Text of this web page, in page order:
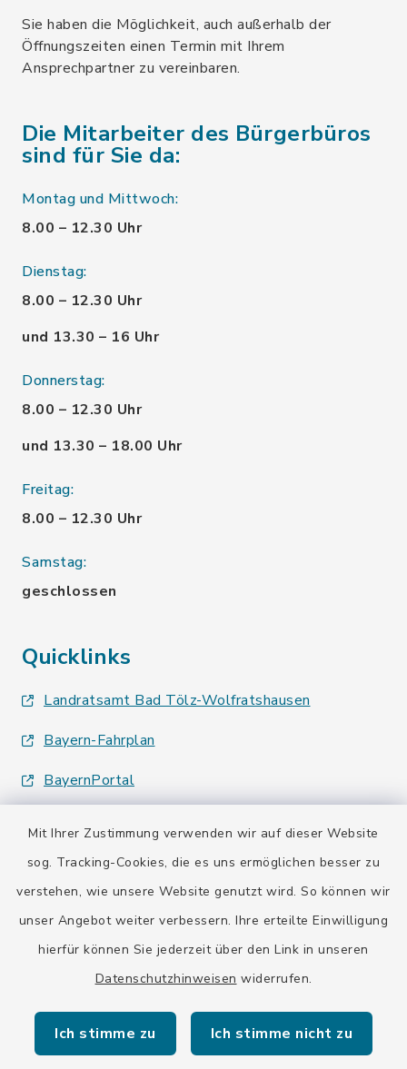
Mit Ihrer Zustimmung verwenden wir auf dieser Website
sog. Tracking-Cookies, die es uns ermöglichen besser zu
verstehen, wie unsere Website genutzt wird. So können wir
unser Angebot weiter verbessern. Ihre erteilte Einwilligung
hierfür können Sie jederzeit über den Link in unseren
Datenschutzhinweisen widerrufen.
Ich stimme zu Ich stimme nicht zu
Sie haben die Möglichkeit, auch außerhalb der
Öffnungszeiten einen Termin mit Ihrem
Ansprechpartner zu vereinbaren.
Die Mitarbeiter des Bürgerbüros
sind für Sie da:
Montag und Mittwoch:
8.00 – 12.30 Uhr
Dienstag:
8.00 – 12.30 Uhr
und 13.30 – 16 Uhr
Donnerstag:
8.00 – 12.30 Uhr
und 13.30 – 18.00 Uhr
Freitag:
8.00 – 12.30 Uhr
Samstag:
geschlossen
Quicklinks
Landratsamt Bad Tölz-Wolfratshausen
Bayern-Fahrplan
BayernPortal
Kontakt
Barrierefreiheit
Datenschutz
Impressum